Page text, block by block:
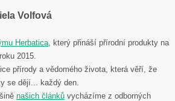
Volfová
Herbatica
který přináší přírodní produkty na
2015.
přírody a vědomého života, která věří, že
se dějí... každý den.
našich článků vycházíme z odborných